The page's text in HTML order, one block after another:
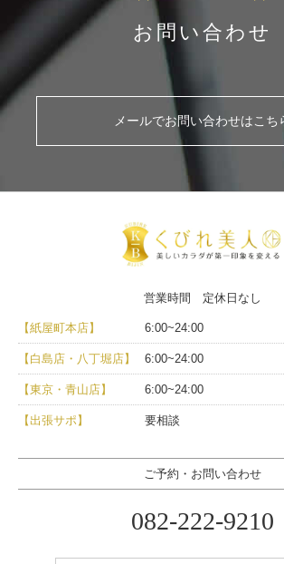
お問い合わせ
メールでお問い合わせはこち
営業時間 定休日なし
【紙屋町本店】 6:00~24:00
【白島店・八丁堀店】 6:00~24:00
【東京・青山店】 6:00~24:00
【出張サポ】 要相談
ご予約・お問い合わせ
082-222-9210